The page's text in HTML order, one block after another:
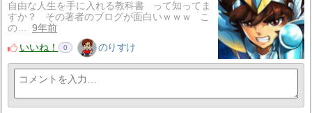
自由な人生を手に入れる教科書 って知ってま
すか？ その著者のブログが面白いｗｗｗ こ
の…
9年前
いいね！
0 のりすけ